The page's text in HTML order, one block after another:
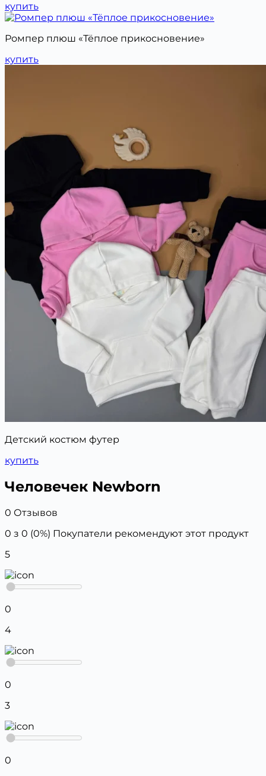
купить
Ромпер плюш «Тёплое прикосновение»
купить
Детский костюм футер
купить
Человечек Newborn
0 Отзывов
0 з 0 (0%) Покупатели рекомендуют этот продукт
5
0
4
0
3
0